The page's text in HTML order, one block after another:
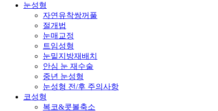
눈성형
자연유착쌍꺼풀
절개법
눈매교정
트임성형
눈밑지방재배치
안심 눈 재수술
중년 눈성형
눈성형 전/후 주의사항
코성형
복코&콧볼축소